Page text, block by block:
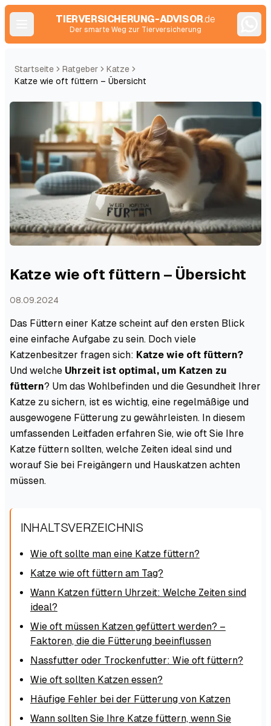
TIERVERSICHERUNG-ADVISOR.de
Der smarte Weg zur Tierversicherung
Startseite Ratgeber
Katze
Katze wie oft füttern – Übersicht
Katze wie oft füttern – Übersicht
08.09.2024
Das Füttern einer Katze scheint auf den ersten Blick
eine einfache Aufgabe zu sein. Doch viele
Katzenbesitzer fragen sich: Katze wie oft füttern?
Und welche Uhrzeit ist optimal, um Katzen zu
füttern? Um das Wohlbefinden und die Gesundheit Ihrer
Katze zu sichern, ist es wichtig, eine regelmäßige und
ausgewogene Fütterung zu gewährleisten. In diesem
umfassenden Leitfaden erfahren Sie, wie oft Sie Ihre
Katze füttern sollten, welche Zeiten ideal sind und
worauf Sie bei Freigängern und Hauskatzen achten
müssen.
INHALTSVERZEICHNIS
Wie oft sollte man eine Katze füttern?
Katze wie oft füttern am Tag?
Wann Katzen füttern Uhrzeit: Welche Zeiten sind
ideal?
Wie oft müssen Katzen gefüttert werden? –
Faktoren, die die Fütterung beeinflussen
Nassfutter oder Trockenfutter: Wie oft füttern?
Wie oft sollten Katzen essen?
Häufige Fehler bei der Fütterung von Katzen
Wann sollten Sie Ihre Katze füttern, wenn Sie